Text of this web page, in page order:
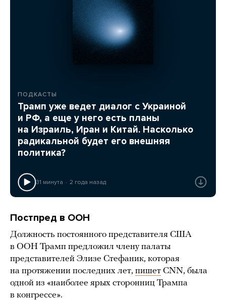
ПОДКАСТЫ
Трамп уже ведет диалог с Украиной
и РФ, а еще у него есть планы
на Израиль, Иран и Китай. Насколько
радикальной будет его внешняя
политика?
31 минута 2 года назад
Постпред в ООН
Должность постоянного представителя США
в ООН Трамп предложил члену палаты
представителей Элизе Стефаник, которая
на протяжении последних лет, пишет CNN, была
одной из «наиболее ярых сторонниц Трампа
в конгрессе».